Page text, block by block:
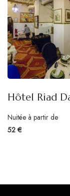
Hôtel Riad
Nuitée à partir de
52 €